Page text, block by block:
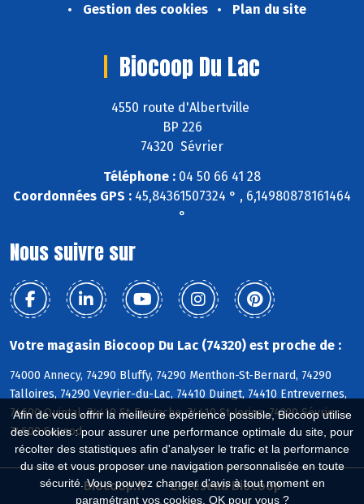
Afin de vous offrir la meilleure expérience possible, Biocoop utilise
des cookies : pour assurer une performance optimale du site, pour
récolter des statistiques afin d'analyser le trafic et la performance
du site et vous proposer une navigation personnalisée en toute
sécurité. Vous pouvez changer d'avis à tout moment en
paramétrant vos cookies. OK pour vous ?
Gestion des cookies
Plan du site
Biocoop Du Lac
4550 route d'Albertville
BP 226
74320 Sévrier
Téléphone : 04 50 66 41 28
Coordonnées GPS : 45,84361507324 ° , 6,14980878161464
°
Nous suivre sur
Votre magasin Biocoop Du Lac (74320) est proche de :
74000 Annecy, 74290 Bluffy, 74290 Menthon-St-Bernard, 74290
Talloires, 74290 Veyrier-du-Lac, 74410 Duingt, 74410 Entrevernes,
74600 Quintal, 74410 St-Eustache, 74410 St-Jorioz, 74320 Sévrier,
74600 Seynod
Biocoop.fr
Le réseau Biocoop